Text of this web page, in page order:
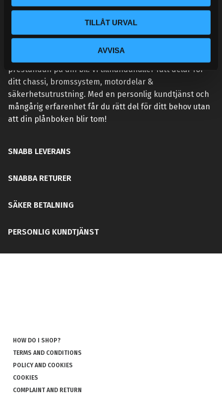
TILLÅT URVAL
AVVISA
VÅR AFFÄRSIDÉ ÄR ENKEL:
prestandan på din bil. Vi tillhandahåller rätt delar för
ditt chassi, bromssystem, motordelar &
säkerhetsutrustning. Med en personlig kundtjänst och
mångårig erfarenhet får du rätt del för ditt behov utan
att din plånboken blir tom!
SNABB LEVERANS
SNABBA RETURER
SÄKER BETALNING
PERSONLIG KUNDTJÄNST
HOW DO I SHOP?
TERMS AND CONDITIONS
POLICY AND COOKIES
COOKIES
COMPLAINT AND RETURN